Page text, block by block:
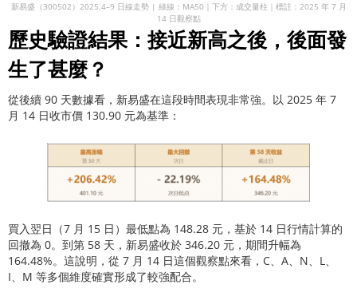
新易盛（300502）2025.4–9 日線走勢 | 綠線：MA50｜下方：成交量柱｜標註：2025 年 7 月
14 日觀察點
歷史驗證結果：接近新高之後，後面發
生了甚麼？
從後續 90 天數據看，新易盛在這段時間表現非常強。以 2025 年 7
月 14 日收市價 130.90 元為基準：
買入翌日（7 月 15 日）最低點為 148.28 元，基於 14 日行情計算的
回撤為 0。到第 58 天，新易盛收於 346.20 元，期間升幅為
164.48%。這說明，從 7 月 14 日這個觀察點來看，C、A、N、L、
I、M 等多個維度確實形成了較強配合。